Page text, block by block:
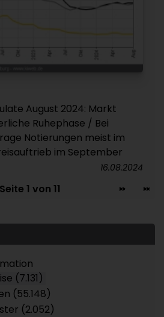
August 2024: Markt
Ruhephase / Bei
Notierungen meist im
im September
16.08.2024
Seite 1 von 11
(7.131)
(55.148)
(2.052)